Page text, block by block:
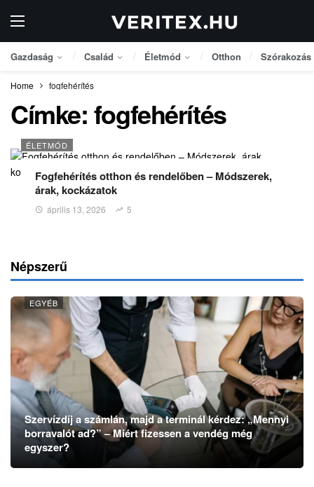
Gazdaság Család Életmód Otthon Szórakozás
Home fogfehérítés
Címke:fogfehérítés
ÉLETMÓD
Fogfehérítés otthon és rendelőben – Módszerek,
árak, kockázatok
április 13, 2026 5
Népszerű
EGYÉB
Szervízdíj a számlán, majd a terminál kérdez: „Mennyi
borravalót ad?” – Miért fizessen a vendég még
egyszer?